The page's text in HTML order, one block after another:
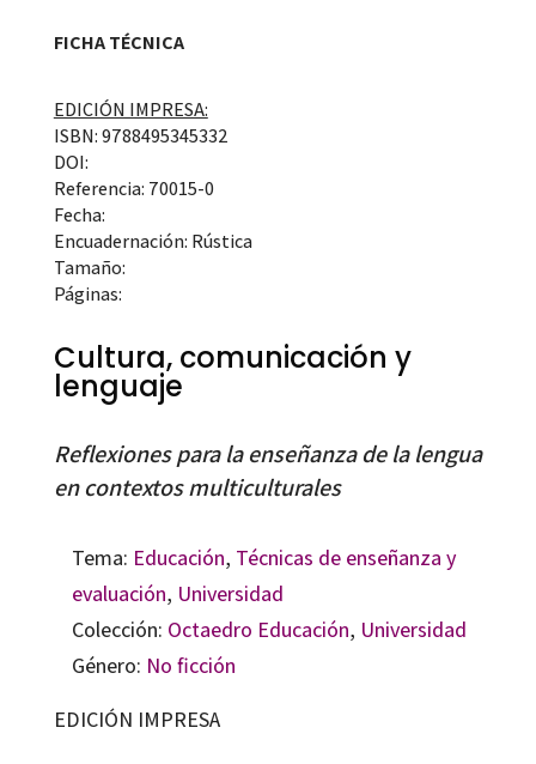
FICHA TÉCNICA
EDICIÓN IMPRESA:
ISBN: 9788495345332
DOI:
Referencia: 70015-0
Fecha:
Encuadernación: Rústica
Tamaño:
Páginas:
Cultura, comunicación y
lenguaje
Reflexiones para la enseñanza de la lengua
en contextos multiculturales
Tema: Educación, Técnicas de enseñanza y
evaluación, Universidad
Colección: Octaedro Educación, Universidad
Género: No ficción
EDICIÓN IMPRESA